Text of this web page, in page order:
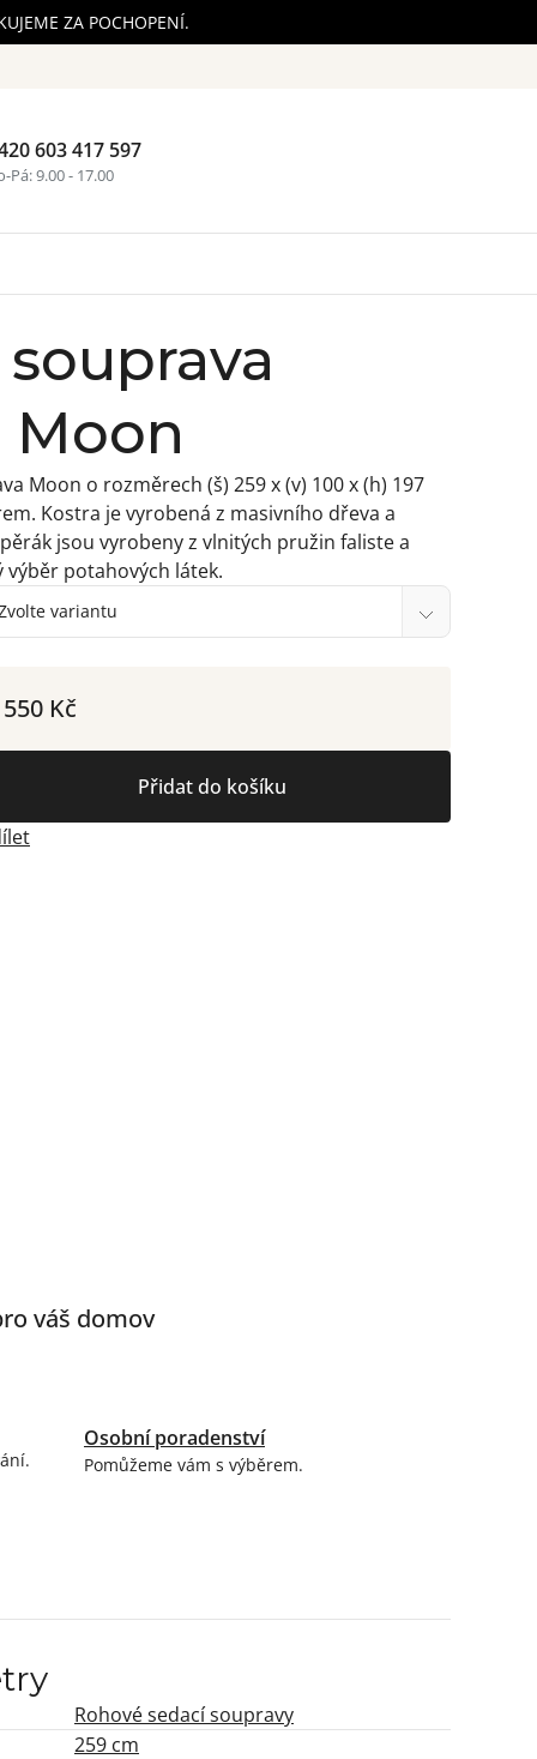
ZA POCHOPENÍ.
603 417 597
Pá: 9.00 - 17.00
Moon
Kč
Přidat do košíku
Moon o rozměrech (š) 259 x (v) 100 x (h) 197
Kostra je vyrobená z masivního dřeva a
jsou vyrobeny z vlnitých pružin faliste a
výběr potahových látek.
váš domov
Osobní poradenství
Pomůžeme vám s výběrem.
Rohové sedací soupravy
259 cm